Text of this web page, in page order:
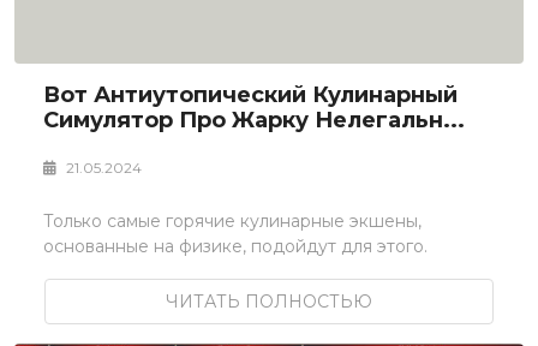
Вот Антиутопический Кулинарный
Симулятор Про Жарку Нелегальн...
21.05.2024
Только самые горячие кулинарные экшены,
основанные на физике, подойдут для этого.
ЧИТАТЬ ПОЛНОСТЬЮ